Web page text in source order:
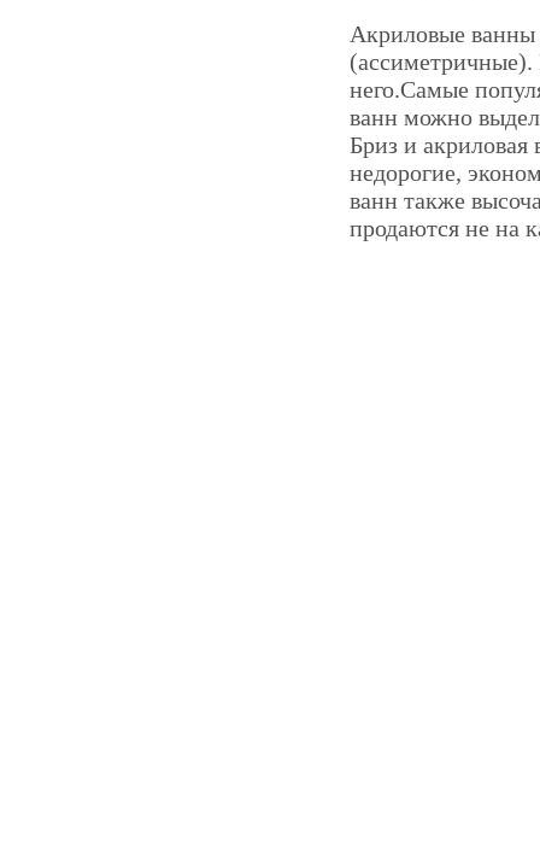
Акриловые ванны
(ассиметричные).
него.Самые
ванн можно
Бриз и акриловая
недорогие,
ванн также
продаются не на